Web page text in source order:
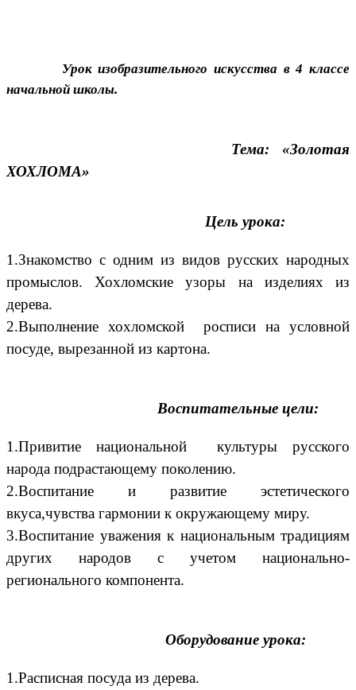
Урок изобразительного искусства в 4 классе
начальной школы.
Тема: «Золотая
ХОХЛОМА»
Цель урока:
1.Знакомство с одним из видов русских народных
промыслов. Хохломские узоры на изделиях из
дерева.
2.Выполнение хохломской росписи на условной
посуде, вырезанной из картона.
Воспитательные цели:
1.Привитие национальной культуры русского
народа подрастающему поколению.
2.Воспитание и развитие эстетического
вкуса,чувства гармонии к окружающему миру.
3.Воспитание уважения к национальным традициям
других народов с учетом национально-
регионального компонента.
Оборудование урока:
1.Расписная посуда из дерева.